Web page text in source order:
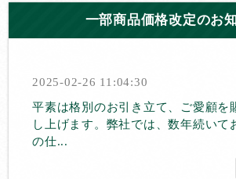
一部商品価格改定のお
2025-02-26 11:04:30
平素は格別のお引き立て、ご愛顧を
し上げます。弊社では、数年続いて
の仕...